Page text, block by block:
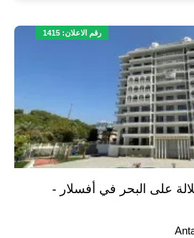
رقم الاعلان: 1415
بإطلالة على البحر في أفسلار -